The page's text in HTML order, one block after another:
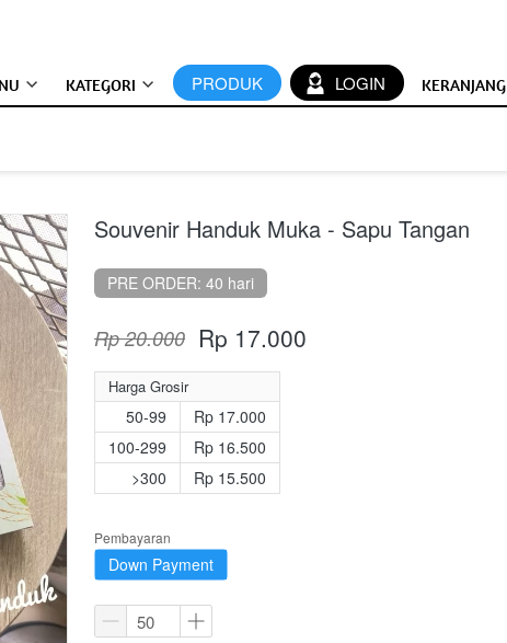
KATEGORI `PRODUK ` LOGIN KERANJANG
Souvenir Handuk Muka - Sapu Tangan
PRE ORDER: 40 hari
Rp 20.000 Rp 17.000
Harga Grosir
50-99
100-299
>300
Rp 17.000
Rp 16.500
Rp 15.500
Pembayaran
Down Payment